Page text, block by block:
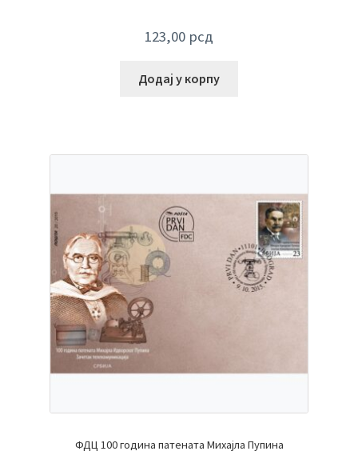
123,00 рсд
Додај у корпу
ФДЦ 100 година патената Михајла Пупина